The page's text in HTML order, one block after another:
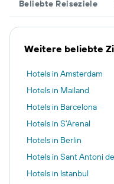
Beliebte Reiseziele
Weitere beliebte
Hotels in Amsterdam
Hotels in Mailand
Hotels in Barcelona
Hotels in S'Arenal
Hotels in Berlin
Hotels in Sant Antoni
Hotels in Istanbul